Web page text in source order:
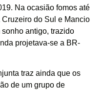
Na ocasião fomos até
do Sul e Mancio
antigo, trazido
projetava-se a BR-
traz ainda que os
de um grupo de